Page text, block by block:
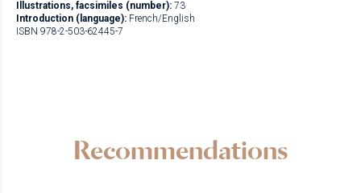
Illustrations, facsimiles (number): 73
Introduction (language): French/English
ISBN 978-2-503-62445-7
Recommendations